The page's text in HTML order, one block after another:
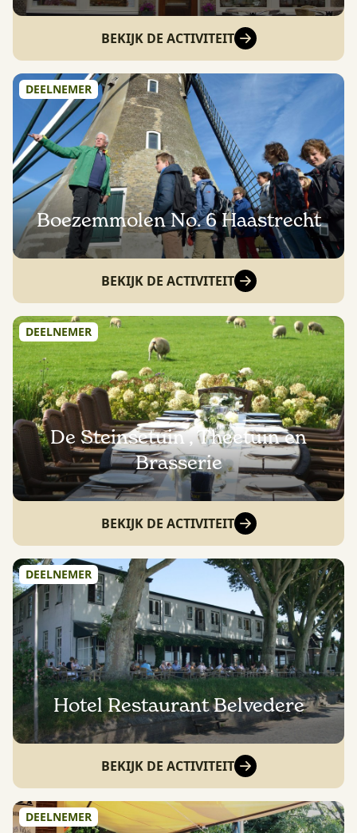
BEKIJK DE ACTIVITEIT
DEELNEMER
Boezemmolen No. 6 Haastrecht
BEKIJK DE ACTIVITEIT
DEELNEMER
De Steinsetuin , Theetuin en
Brasserie
BEKIJK DE ACTIVITEIT
DEELNEMER
Hotel Restaurant Belvedere
BEKIJK DE ACTIVITEIT
DEELNEMER